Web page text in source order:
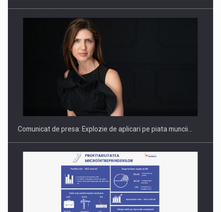
PUTTING ROMANIAN CORPORATE COMPANIES ON THE
INTERNATIONAL BUSINESS SCENE
Comunicat de presa: Explozie de aplicari pe piata muncii…